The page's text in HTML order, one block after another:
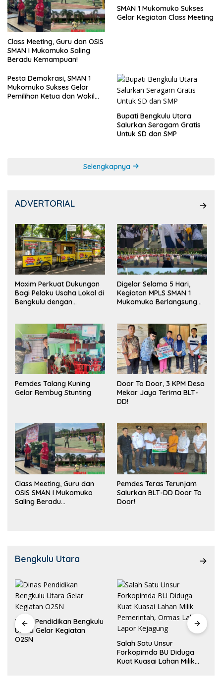
Class Meeting, Guru dan OSIS
SMAN I Mukomuko Saling
Beradu Kemampuan!
SMAN 1 Mukomuko Sukses
Gelar Kegiatan Class Meeting
Pesta Demokrasi, SMAN 1
Mukomuko Sukses Gelar
Pemilihan Ketua dan Wakil
Bupati Bengkulu Utara
Salurkan Seragam Gratis
Untuk SD dan SMP
Selengkapnya
ADVERTORIAL
Maxim Perkuat Dukungan
Bagi Pelaku Usaha Lokal di
Bengkulu dengan
Pasar
Digelar Selama 5 Hari,
Kegiatan MPLS SMAN 1
Mukomuko Berlangsung
Pemdes Talang Kuning
Gelar Rembug Stunting
Door To Door, 3 KPM Desa
Mekar Jaya Terima BLT-
DD!
Class Meeting, Guru dan
OSIS SMAN I Mukomuko
Saling Beradu
Pemdes Teras Terunjam
Salurkan BLT-DD Door To
Door!
Bengkulu Utara
Dinas Pendidikan Bengkulu
Utara Gelar Kegiatan
O2SN
Salah Satu Unsur
Forkopimda BU Diduga
Kuat Kuasai Lahan Milik